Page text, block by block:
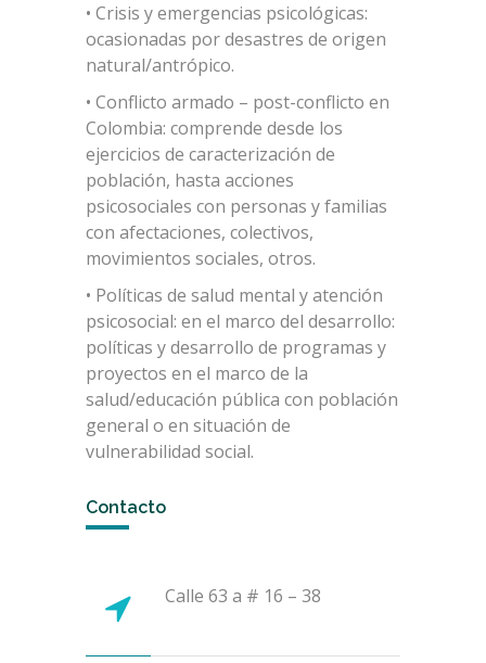
• Crisis y emergencias psicológicas:
ocasionadas por desastres de origen
natural/antrópico.
• Conflicto armado – post-conflicto en
Colombia: comprende desde los
ejercicios de caracterización de
población, hasta acciones
psicosociales con personas y familias
con afectaciones, colectivos,
movimientos sociales, otros.
• Políticas de salud mental y atención
psicosocial: en el marco del desarrollo:
políticas y desarrollo de programas y
proyectos en el marco de la
salud/educación pública con población
general o en situación de
vulnerabilidad social.
Contacto
Calle 63 a # 16 – 38